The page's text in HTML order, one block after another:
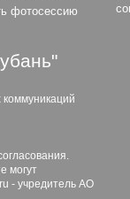
фотосессию
могут
- учредитель АО